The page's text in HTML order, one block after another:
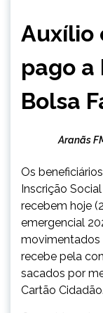
NOTÍCIAS
Auxílio
pago a
Bolsa
Aranãs
Os
Inscrição
recebem hoje
emergencial
movimentados
recebe pela
sacados por
Cartão Cidadão.